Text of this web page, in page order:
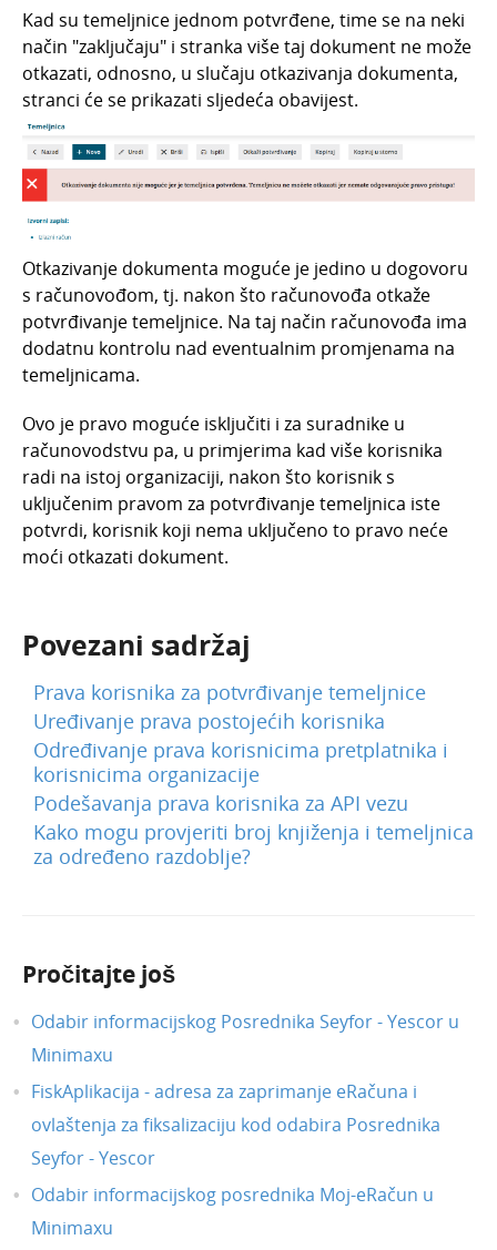
Kad su temeljnice jednom potvrđene, time se na neki
način "zaključaju" i stranka više taj dokument ne može
otkazati, odnosno, u slučaju otkazivanja dokumenta,
stranci će se prikazati sljedeća obavijest.
Otkazivanje dokumenta moguće je jedino u dogovoru
s računovođom, tj. nakon što računovođa otkaže
potvrđivanje temeljnice. Na taj način računovođa ima
dodatnu kontrolu nad eventualnim promjenama na
temeljnicama.
Ovo je pravo moguće isključiti i za suradnike u
računovodstvu pa, u primjerima kad više korisnika
radi na istoj organizaciji, nakon što korisnik s
uključenim pravom za potvrđivanje temeljnica iste
potvrdi, korisnik koji nema uključeno to pravo neće
moći otkazati dokument.
Povezani sadržaj
Prava korisnika za potvrđivanje temeljnice
Uređivanje prava postojećih korisnika
Određivanje prava korisnicima pretplatnika i
korisnicima organizacije
Podešavanja prava korisnika za API vezu
Kako mogu provjeriti broj knjiženja i temeljnica
za određeno razdoblje?
Pročitajte još
Odabir informacijskog Posrednika Seyfor - Yescor u
Minimaxu
FiskAplikacija - adresa za zaprimanje eRačuna i
ovlaštenja za fiksalizaciju kod odabira Posrednika
Seyfor - Yescor
Odabir informacijskog posrednika Moj-eRačun u
Minimaxu